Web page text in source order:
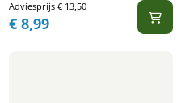
Adviesprijs €13,50
€8,99